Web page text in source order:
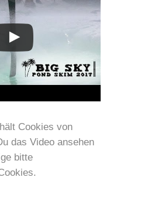
Cookies von
das Video ansehen
bitte